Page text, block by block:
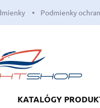
Podmienky
KATALÓGY